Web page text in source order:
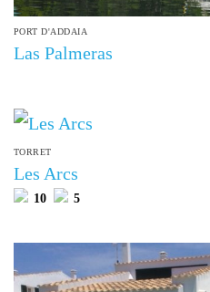
PORT D'ADDAIA
Las Palmeras
TORRET
Les Arcs
10 5